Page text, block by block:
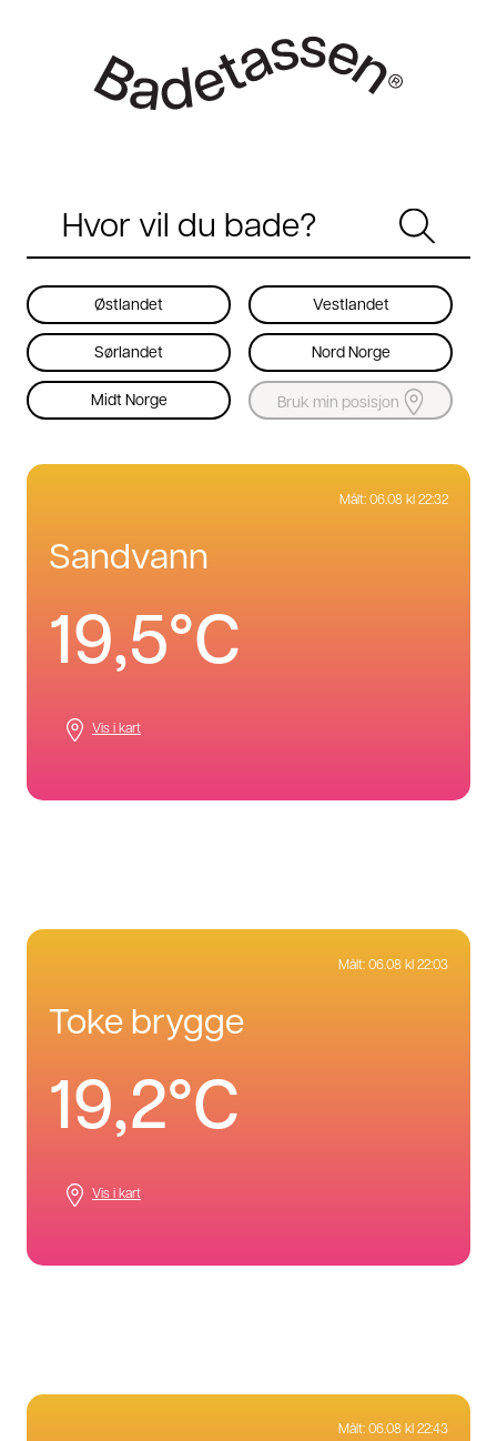
Østlandet Vestlandet
Sørlandet Nord Norge
Midt Norge Bruk min posisjon
Målt: 06.08 kl 22:32
sandvann
19,5°C
Vis i kart
Målt: 06.08 kl 22:03
toke brygge
19,2°C
Vis i kart
Målt: 06.08 kl 22:43